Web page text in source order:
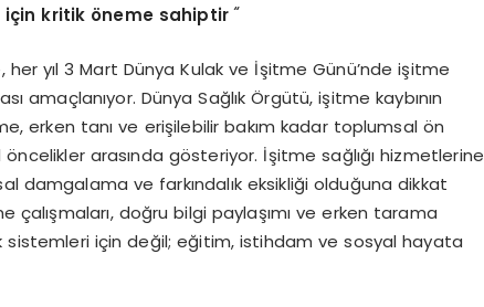
için kritik öneme sahiptir “
her yıl 3 Mart Dünya Kulak ve İşitme Günü’nde işitme
amaçlanıyor. Dünya Sağlık Örgütü, işitme kaybının
erken tanı ve erişilebilir bakım kadar toplumsal ön
arasında gösteriyor. İşitme sağlığı hizmetlerine
damgalama ve farkındalık eksikliği olduğuna dikkat
doğru bilgi paylaşımı ve erken tarama
sistemleri için değil; eğitim, istihdam ve sosyal hayata